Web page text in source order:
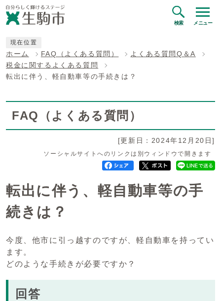
検索 メニュー
現在位置
ホーム FAQ（よくある質問）
よくある質問Q＆A
税金に関するよくある質問
転出に伴う、軽自動車等の手続きは？
FAQ（よくある質問）
[更新日：2024年12月20日]
ソーシャルサイトへのリンクは別ウィンドウで開きます
転出に伴う、軽自動車等の手
続きは？
今度、他市に引っ越すのですが、軽自動車を持ってい
ます。
どのような手続きが必要ですか？
回答